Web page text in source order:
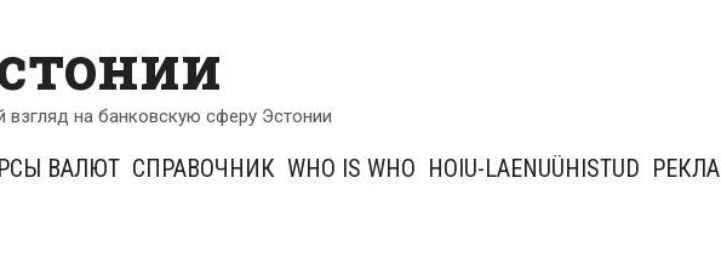
взгляд на банковскую сферу Эстонии
ВАЛЮТ СПРАВОЧНИК WHO IS WHO HOIU-LAENUÜHISTUD